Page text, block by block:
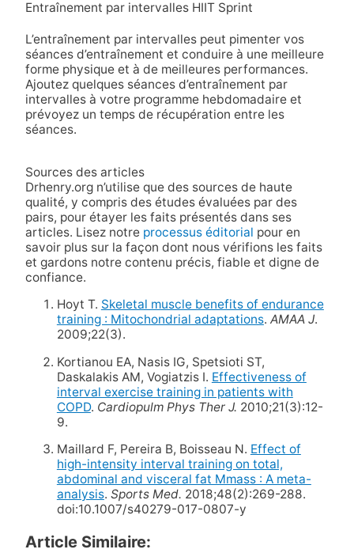
Entraînement par intervalles HIIT Sprint
L’entraînement par intervalles peut pimenter vos
séances d’entraînement et conduire à une meilleure
forme physique et à de meilleures performances.
Ajoutez quelques séances d’entraînement par
intervalles à votre programme hebdomadaire et
prévoyez un temps de récupération entre les
séances.
Sources des articles
Drhenry.org n’utilise que des sources de haute
qualité, y compris des études évaluées par des
pairs, pour étayer les faits présentés dans ses
articles. Lisez notre processus éditorial pour en
savoir plus sur la façon dont nous vérifions les faits
et gardons notre contenu précis, fiable et digne de
confiance.
Hoyt T. Skeletal muscle benefits of endurance
training : Mitochondrial adaptations. AMAA J.
2009;22(3).
Kortianou EA, Nasis IG, Spetsioti ST,
Daskalakis AM, Vogiatzis I. Effectiveness of
interval exercise training in patients with
COPD. Cardiopulm Phys Ther J. 2010;21(3):12-
9.
Maillard F, Pereira B, Boisseau N. Effect of
high-intensity interval training on total,
abdominal and visceral fat Mmass : A meta-
analysis. Sports Med. 2018;48(2):269-288.
doi:10.1007/s40279-017-0807-y
Article Similaire: